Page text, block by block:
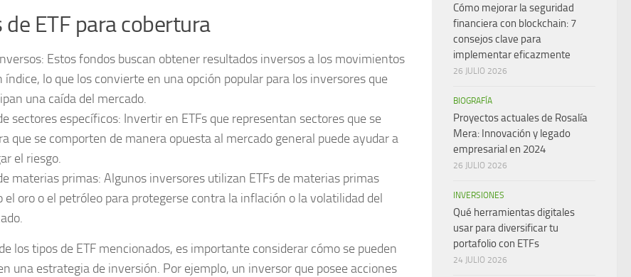
de ETF para cobertura
Estos fondos buscan obtener resultados inversos a los movimientos
índice, lo que los convierte en una opción popular para los inversores que
una caída del mercado.
sectores específicos: Invertir en ETFs que representan sectores que se
que se comporten de manera opuesta al mercado general puede ayudar a
el riesgo.
materias primas: Algunos inversores utilizan ETFs de materias primas
el oro o el petróleo para protegerse contra la inflación o la volatilidad del
los tipos de ETF mencionados, es importante considerar cómo se pueden
una estrategia de inversión. Por ejemplo, un inversor que posee acciones
Cómo mejorar la seguridad
financiera con blockchain: 7
consejos clave para
implementar eficazmente
26 JULIO 2026
BIOGRAFÍA
Proyectos actuales de Rosalía
Mera: Innovación y legado
empresarial en 2024
26 JULIO 2026
INVERSIONES
Qué herramientas digitales
usar para diversificar tu
portafolio con ETFs
24 JULIO 2026